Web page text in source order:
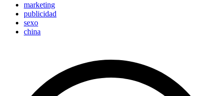
marketing
publicidad
sexo
china